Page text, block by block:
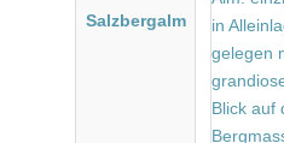
Salzbergalm